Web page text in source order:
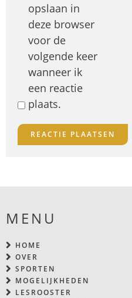
opslaan in
deze browser
voor de
volgende keer
wanneer ik
een reactie
plaats.
MENU
HOME
OVER
SPORTEN
MOGELIJKHEDEN
LESROOSTER